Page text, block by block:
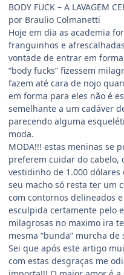
BODY FUCK – A LAVAGEM
por Braulio Colmanetti
Hoje em dia as academia
franguinhos e
vontade de entrar em
“body fucks” fizessem
fazem até cara de nojo
em forma para eles não é
semelhante a um cadáver
parecendo alguma
moda.
MODA!!! estas meninas se
preferem cuidar do cabelo,
vestidinho de 1.000
seu macho só resta ter um
com contornos delineados
esculpida certamente pelo
milagrosas no maximo ira
mesma “bunda” murcha de
Sei que após este artigo
com estas desgraças me